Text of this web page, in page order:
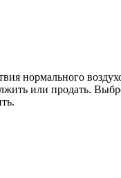
нормального
или продать.